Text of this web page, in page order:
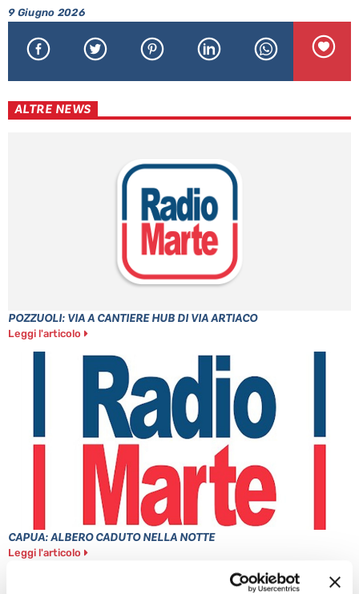
9 Giugno 2026
ALTRE NEWS
POZZUOLI: VIA A CANTIERE HUB DI VIA ARTIACO
Leggi l'articolo
CAPUA: ALBERO CADUTO NELLA NOTTE
Leggi l'articolo